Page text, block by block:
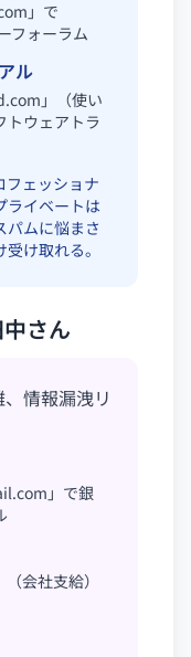
」で
フォーラム
ル
」（使い
トウェアトラ
フェッショナ
ライベートは
パムに悩まさ
け取れる。
さん
情報漏洩リ
」で銀
（会社支給）